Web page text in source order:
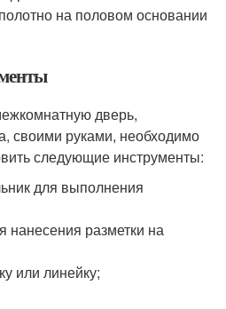
на половом основании
дверь,
своими руками, необходимо
следующие инструменты:
для выполнения
нанесения разметки на
или линейку;